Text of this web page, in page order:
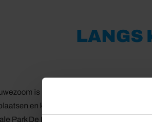
LANGS
is bekend om ‘Gelders Arcadië’,
en kastelen. Je fietst door het
Park De Hoge Veluwe en de Nederrijn.